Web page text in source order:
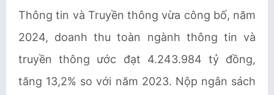
Thông tin và Truyền thông vừa công bố, năm
2024, doanh thu toàn ngành thông tin và
truyền thông ước đạt 4.243.984 tỷ đồng,
tăng 13,2% so với năm 2023. Nộp ngân sách